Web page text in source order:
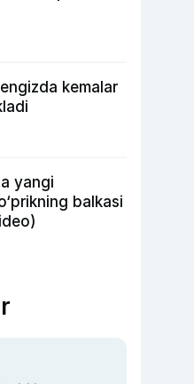
kemalar
yangi
balkasi